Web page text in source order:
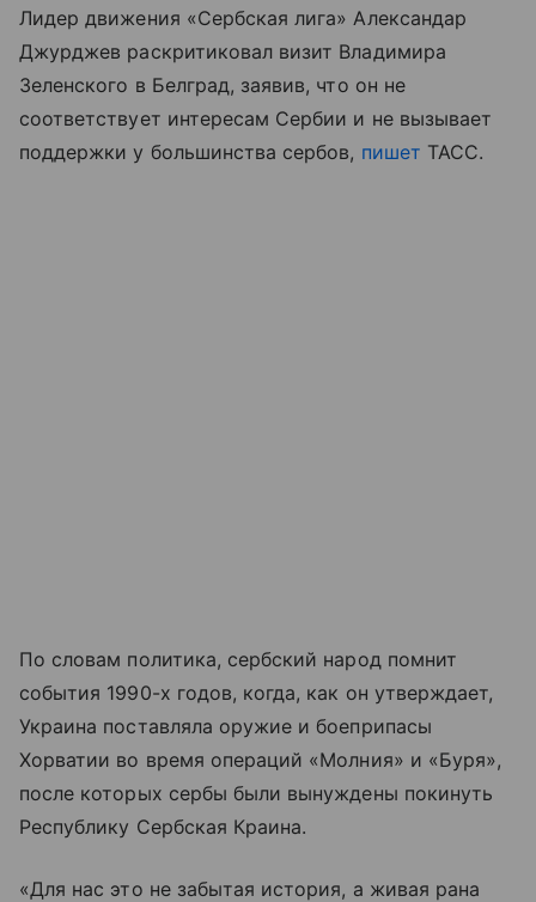
Лидер движения «Сербская лига» Александар
Джурджев раскритиковал визит Владимира
Зеленского в Белград, заявив, что он не
соответствует интересам Сербии и не вызывает
поддержки у большинства сербов, пишет ТАСС.
По словам политика, сербский народ помнит
события 1990-х годов, когда, как он утверждает,
Украина поставляла оружие и боеприпасы
Хорватии во время операций «Молния» и «Буря»,
после которых сербы были вынуждены покинуть
Республику Сербская Краина.
«Для нас это не забытая история, а живая рана